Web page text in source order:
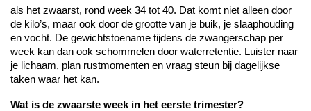
als het zwaarst, rond week 34 tot 40. Dat komt niet alleen door
de kilo’s, maar ook door de grootte van je buik, je slaaphouding
en vocht. De gewichtstoename tijdens de zwangerschap per
week kan dan ook schommelen door waterretentie. Luister naar
je lichaam, plan rustmomenten en vraag steun bij dagelijkse
taken waar het kan.
Wat is de zwaarste week in het eerste trimester?